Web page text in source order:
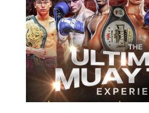
เป็นศูนย์ฝึก MMA ที่ใหญ่ที่สุดในโลก